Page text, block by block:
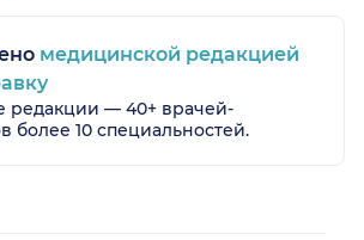
медицинской редакцией
редакции — 40+ врачей-
более 10 специальностей.